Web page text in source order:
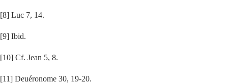
[8] Luc 7, 14.
[9] Ibid.
[10] Cf. Jean 5, 8.
[11] Deuéronome 30, 19-20.